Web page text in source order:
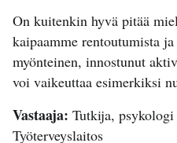
On kuitenkin hyvä pitää
kaipaamme rentoutumista
myönteinen, innostunut
voi vaikeuttaa esimerkiksi
Vastaaja: Tutkija, psykologi
Työterveyslaitos